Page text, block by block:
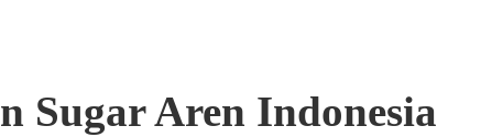
Sugar Aren Indonesia